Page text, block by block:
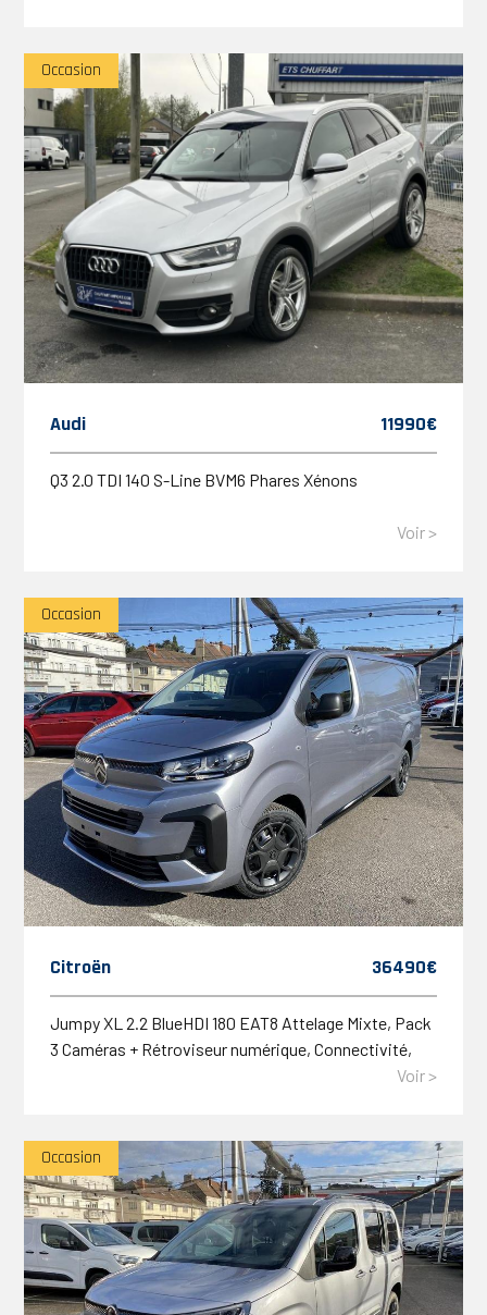
Occasion
Audi 11990€
Q3 2.0 TDI 140 S-Line BVM6 Phares Xénons
Voir >
Occasion
Citroën 36490€
Jumpy XL 2.2 BlueHDI 180 EAT8 Attelage Mixte, Pack
3 Caméras + Rétroviseur numérique, Connectivité,
Voir >
Occasion